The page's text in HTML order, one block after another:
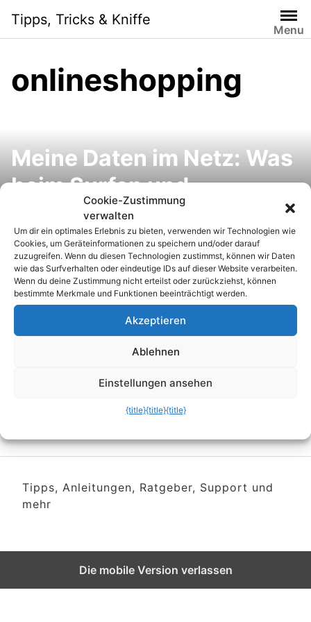
i
n
Tipps, Tricks & Kniffe
Menu
onlineshopping
Meine Daten im Netz: Was
beim Surfen und
Onlineshopping alles
gespeichert wird
Falsche Sterne:
Gefälschte
Kundenbewertungen und
Rezensionen erkennen
Tipps, Anleitungen, Ratgeber, Support und
mehr
Cookie-Zustimmung
verwalten
Um dir ein optimales Erlebnis zu bieten, verwenden wir Technologien wie
Cookies, um Geräteinformationen zu speichern und/oder darauf
zuzugreifen. Wenn du diesen Technologien zustimmst, können wir Daten
wie das Surfverhalten oder eindeutige IDs auf dieser Website verarbeiten.
Wenn du deine Zustimmung nicht erteilst oder zurückziehst, können
bestimmte Merkmale und Funktionen beeinträchtigt werden.
Akzeptieren
Ablehnen
Einstellungen ansehen
{title}{title}{title}
Die mobile Version verlassen